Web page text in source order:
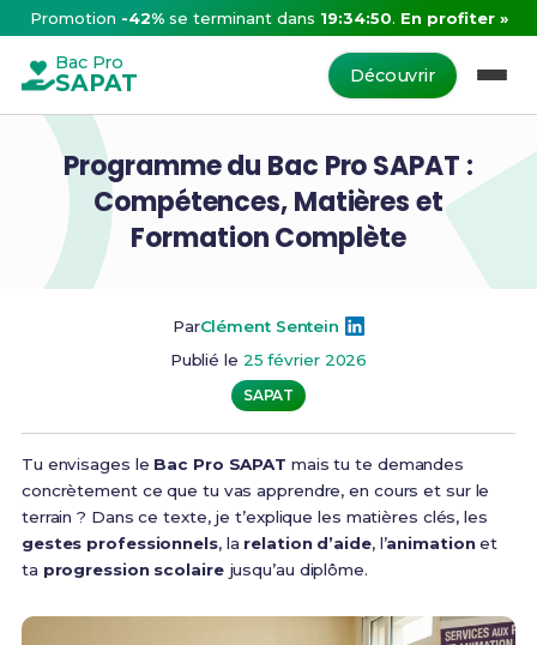
Promotion -42%se terminant dans 19:34:49. En profiter »
Bac Pro
SAPAT Découvrir
Programme du Bac Pro SAPAT :
Compétences, Matières et
Formation Complète
ParClément Sentein
Publié le 25 février 2026
SAPAT
Tu envisages le Bac Pro SAPAT mais tu te demandes
concrètement ce que tu vas apprendre, en cours et sur le
terrain ? Dans ce texte, je t’explique les matières clés, les
gestes professionnels, la relation d’aide, l’animationet
ta progression scolairejusqu’au diplôme.